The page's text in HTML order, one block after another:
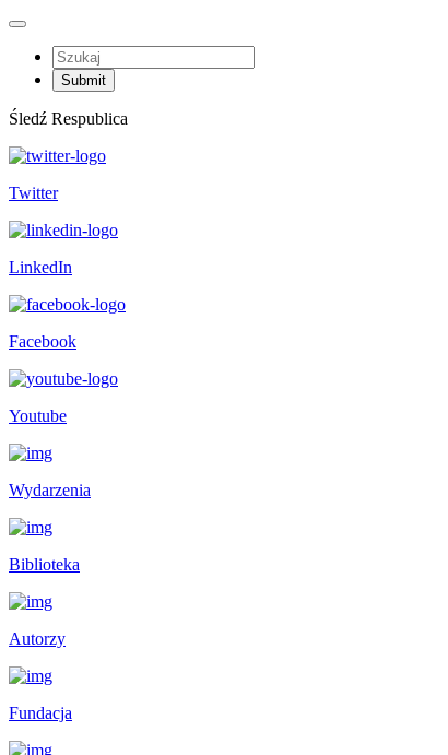
Śledź Respublica
Twitter
LinkedIn
Facebook
Youtube
Wydarzenia
Biblioteka
Autorzy
Fundacja